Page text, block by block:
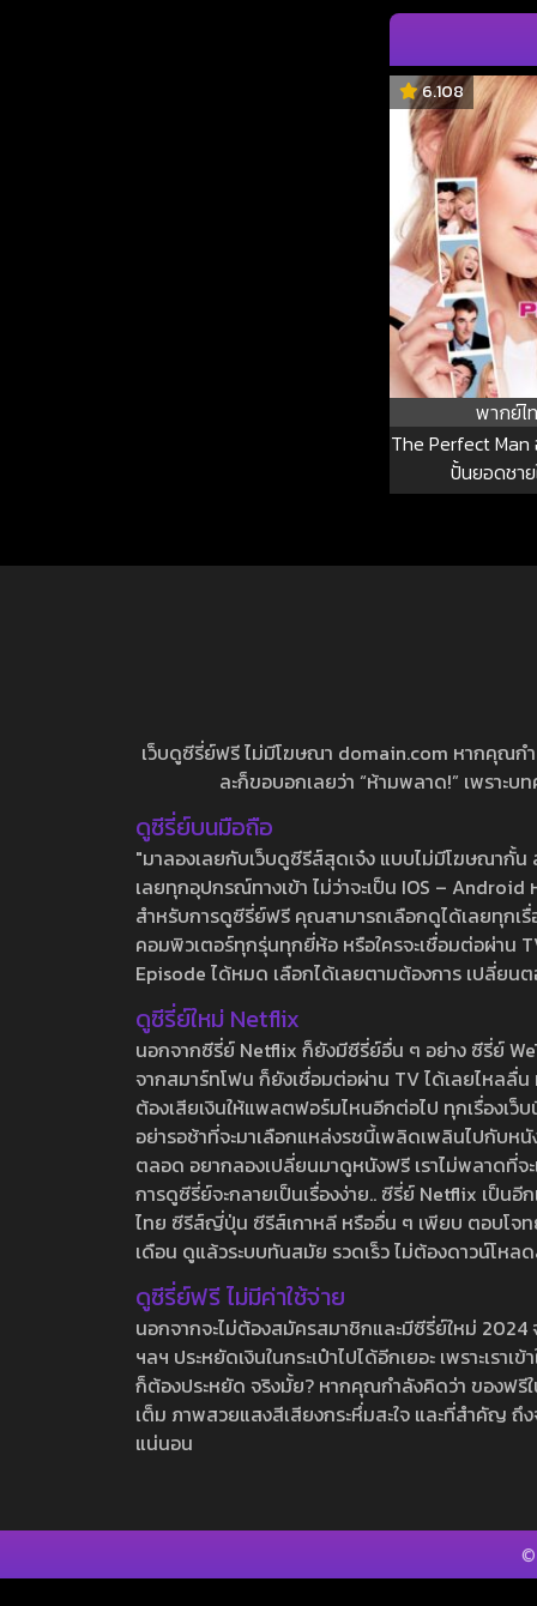
6.108
พากย์ไ
The Perfect Man
ปั้นยอดชา
เว็บดูซีรี่ย์ฟรี ไม่มีโฆษณา domain.com หากคุณก
ละก็ขอบอกเลยว่า “ห้ามพลาด!” เพราะ
ดูซีรี่ย์บนมือถือ
"มาลองเลยกับเว็บดูซีรีส์สุดเจ๋ง แบบไม่มีโฆษณากั้
เลยทุกอุปกรณ์ทางเข้า ไม่ว่าจะเป็น IOS –
สำหรับการดูซีรี่ย์ฟรี คุณสามารถเลือกดูได้เลยทุกเ
คอมพิวเตอร์ทุกรุ่นทุกยี่ห้อ หรือใครจะเชื่อมต่อผ่าน
Episode ได้หมด เลือกได้เลยตามต้องการ เปลี่ยน
ดูซีรี่ย์ใหม่ Netflix
นอกจากซีรี่ย์ Netflix ก็ยังมีซีรี่ย์อื่น ๆ อย่าง ซีรี่ย์
จากสมาร์ทโฟน ก็ยังเชื่อมต่อผ่าน TV ได้เลยไหลลื่
ต้องเสียเงินให้แพลตฟอร์มไหนอีกต่อไป ทุกเรื่องเว็
อย่ารอช้าที่จะมาเลือกแหล่งรชนี้เพลิดเพลินไปกับห
ตลอด อยากลองเปลี่ยนมาดูหนังฟรี เราไม่พลาดที่
การดูซีรี่ย์จะกลายเป็นเรื่องง่าย.. ซีรี่ย์ Netflix เป็น
ไทย ซีรีส์ญี่ปุ่น ซีรีส์เกาหลี หรืออื่น ๆ เพียบ ตอบโจท
เดือน ดูแล้วระบบทันสมัย รวดเร็ว ไม่ต้องดาวน์โห
ดูซีรี่ย์ฟรี ไม่มีค่าใช้จ่าย
นอกจากจะไม่ต้องสมัครสมาชิกและมีซีรี่ย์ใหม่
ฯลฯ ประหยัดเงินในกระเป๋าไปได้อีกเยอะ เพราะเร
ก็ต้องประหยัด จริงมั้ย? หากคุณกำลังคิดว่า ของฟ
เต็ม ภาพสวยแสงสีเสียงกระหึ่มสะใจ และที่สำคัญ
แน่นอน
©